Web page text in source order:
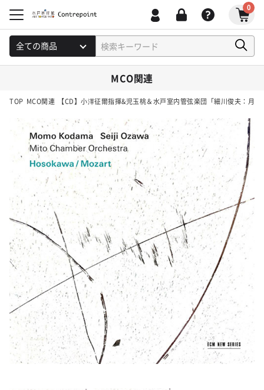
0
MCO関連
TOP MCO関連 【CD】小澤征爾指揮&児玉桃＆水戸室内管弦楽団「細川俊夫：月